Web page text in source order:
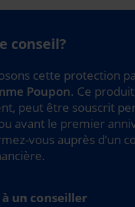
conseil?
cette protection
Poupon. Ce
peut être souscrit
avant le premier
vous auprès d’un
un conseiller